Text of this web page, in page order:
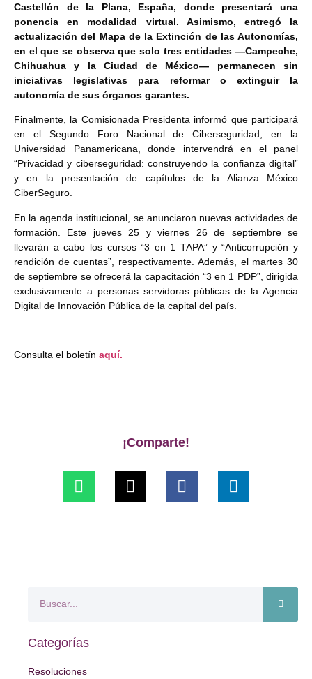
Castellón de la Plana, España, donde presentará una
ponencia en modalidad virtual. Asimismo, entregó la
actualización del Mapa de la Extinción de las Autonomías,
en el que se observa que solo tres entidades —Campeche,
Chihuahua y la Ciudad de México— permanecen sin
iniciativas legislativas para reformar o extinguir la
autonomía de sus órganos garantes.
Finalmente, la Comisionada Presidenta informó que participará
en el Segundo Foro Nacional de Ciberseguridad, en la
Universidad Panamericana, donde intervendrá en el panel
“Privacidad y ciberseguridad: construyendo la confianza digital”
y en la presentación de capítulos de la Alianza México
CiberSeguro.
En la agenda institucional, se anunciaron nuevas actividades de
formación. Este jueves 25 y viernes 26 de septiembre se
llevarán a cabo los cursos “3 en 1 TAPA” y “Anticorrupción y
rendición de cuentas”, respectivamente. Además, el martes 30
de septiembre se ofrecerá la capacitación “3 en 1 PDP”, dirigida
exclusivamente a personas servidoras públicas de la Agencia
Digital de Innovación Pública de la capital del país.
Consulta el boletín aquí.
¡Comparte!
Categorías
Resoluciones